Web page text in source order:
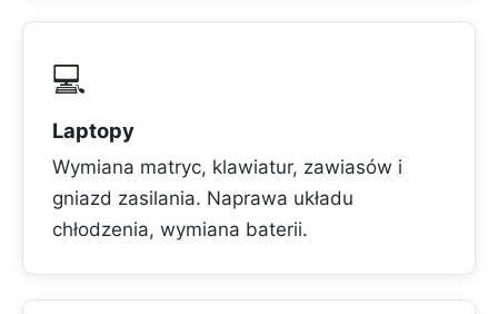
💻
Laptopy
Wymiana matryc, klawiatur, zawiasów i
gniazd zasilania. Naprawa układu
chłodzenia, wymiana baterii.